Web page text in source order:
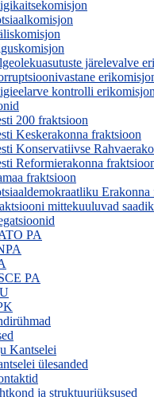
järelevalve
kontrolli erikomisjon
200 fraktsioon
Keskerakonna fraktsioon
Konservatiivse
Reformierakonna
fraktsioon
Erakonna
mittekuuluvad
PA
PA
Kantselei
ülesanded
ja struktuuriüksused